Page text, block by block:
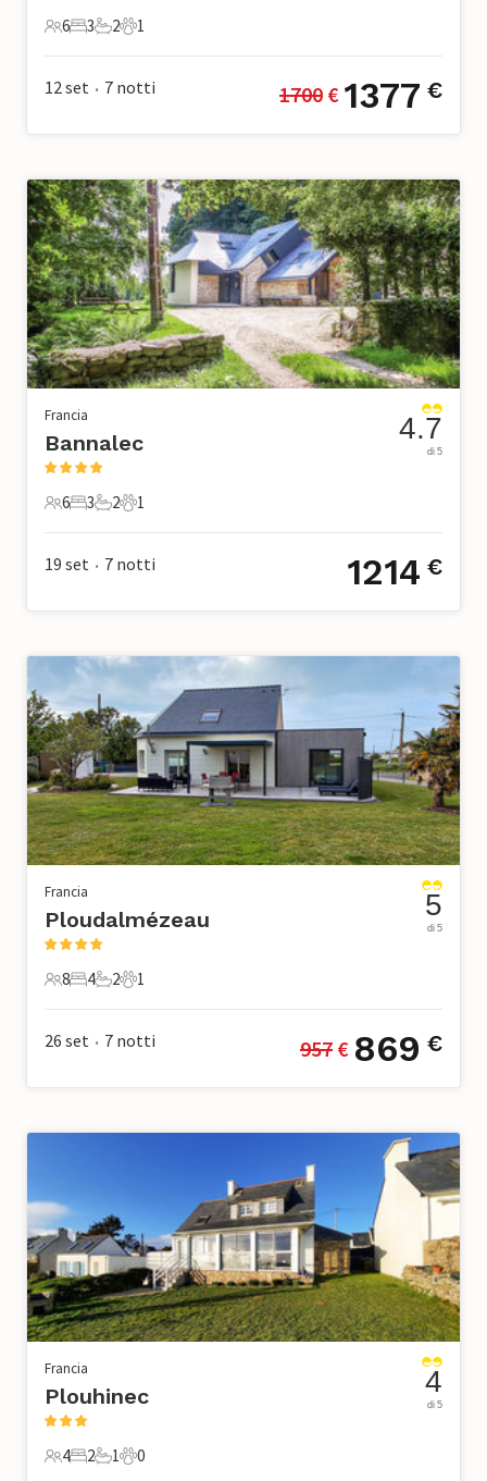
6 Ospiti
6
3 Camere da letto
3
2 Bagni
2
1 Animale domestico
1
12 set • 7 notti 1700 € 1377 €
Francia
Bannalec
6 Ospiti
6
3 Camere da letto
3
2 Bagni
2
1 Animale domestico
1
4.7
di 5
19 set • 7 notti 1214 €
Francia
Ploudalmézeau
8 Ospiti
8
4 Camere da letto
4
2 Bagni
2
1 Animale domestico
1
5
di 5
26 set • 7 notti 957 € 869 €
Francia
Plouhinec
4 Ospiti
4
2 Camere da letto
2
1 Bagno
1
0 Animali domestici
0
4
di 5